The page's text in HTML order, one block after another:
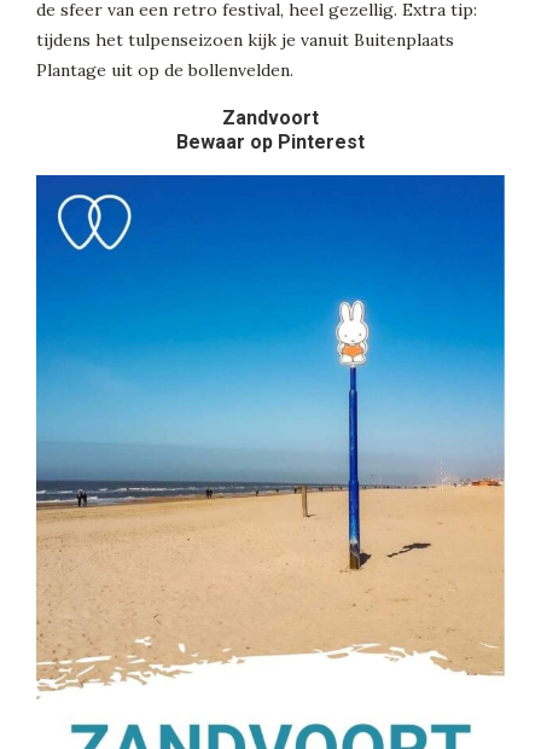
de sfeer van een retro festival, heel gezellig. Extra tip:
tijdens het tulpenseizoen kijk je vanuit Buitenplaats
Plantage uit op de bollenvelden.
Zandvoort
Bewaar op Pinterest